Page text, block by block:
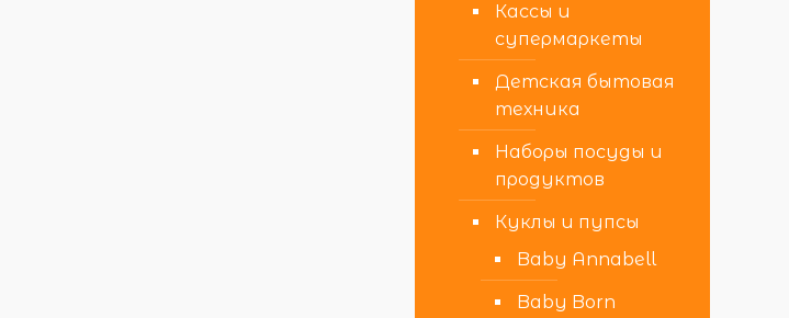
Кассы и
супермаркеты
Детская бытовая
техника
Наборы посуды и
продуктов
Куклы и пупсы
Baby Annabell
Baby Born